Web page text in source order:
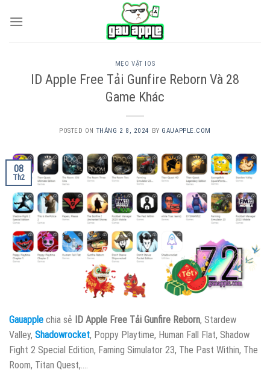
MẸO VẶT IOS
ID Apple Free Tải Gunfire Reborn Và 28
Game Khác
POSTED ON THÁNG 2 8, 2024 BY GAUAPPLE.COM
08
Th2
Gauapple chia sẻ ID Apple Free Tải Gunfire Reborn, Stardew
Valley, Shadowrocket, Poppy Playtime, Human Fall Flat, Shadow
Fight 2 Special Edition, Faming Simulator 23, The Past Within, The
Room, Titan Quest,….